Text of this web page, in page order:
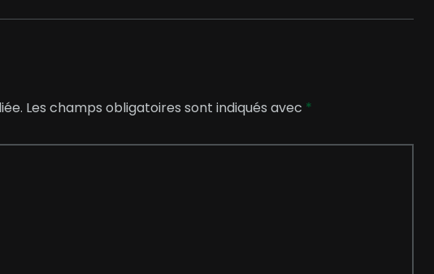
Les champs obligatoires sont indiqués avec *